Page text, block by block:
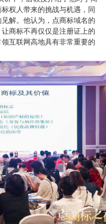
权人带来的挑战与机遇，同
解。他认为，点商标域名的
商标不再仅仅是注册证上的
互联网高地具有非常重要的